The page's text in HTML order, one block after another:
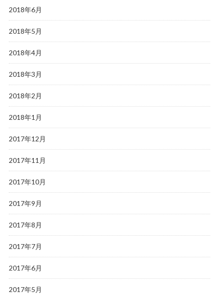
2018年6月
2018年5月
2018年4月
2018年3月
2018年2月
2018年1月
2017年12月
2017年11月
2017年10月
2017年9月
2017年8月
2017年7月
2017年6月
2017年5月